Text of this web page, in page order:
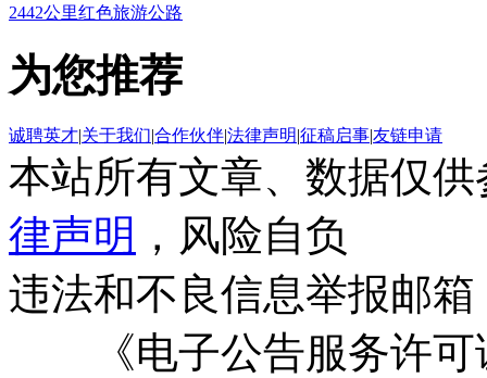
2442公里红色旅游公路
为您推荐
诚聘英才|关于我们|合作伙伴|法律声明|征稿启事|友链申请
本站所有文章、数据仅
律声明 ，风险自负
违法和不良信息举报邮箱
《电子公告服务许可